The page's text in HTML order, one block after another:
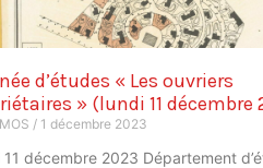
d’études « Les ouvriers
» (lundi 11 décembre
1 décembre 2023
11 décembre 2023 Département